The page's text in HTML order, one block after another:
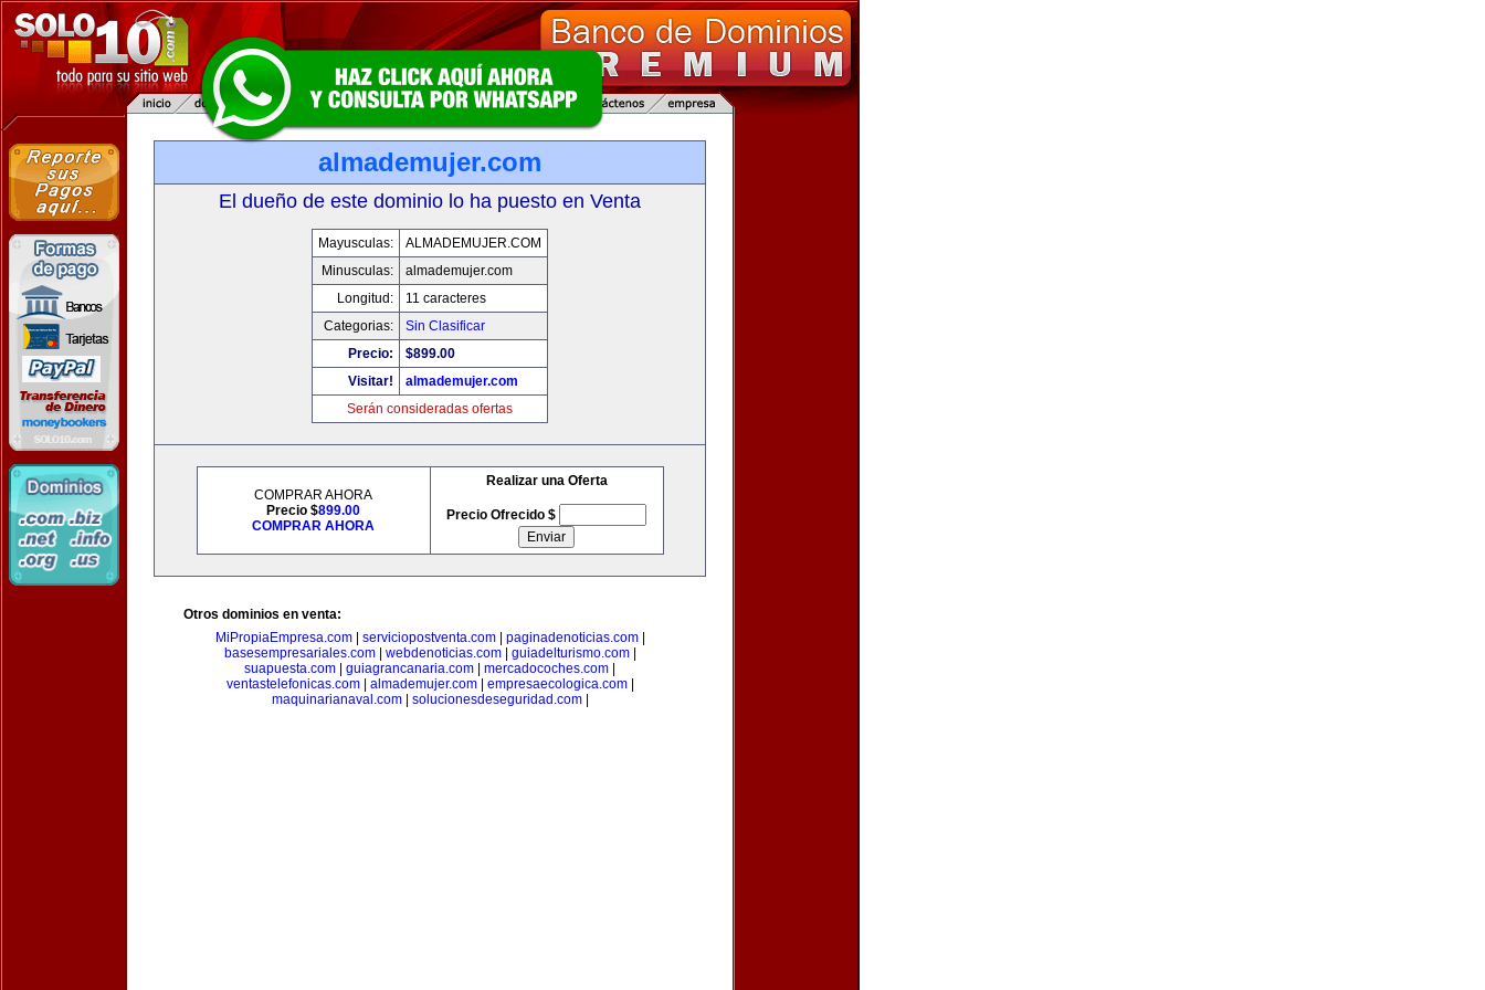
almademujer.com
El dueño de este dominio lo ha puesto en Venta
Mayusculas:
ALMADEMUJER.COM
Minusculas:
almademujer.com
Longitud:
11 caracteres
Categorias:
Sin Clasificar
Precio:
$899.00
Visitar!
almademujer.com
Serán consideradas ofertas
COMPRAR AHORA
Precio $899.00
COMPRAR AHORA
Realizar una Oferta
Precio Ofrecido $
Otros dominios en venta:
MiPropiaEmpresa.com| serviciopostventa.com| paginadenoticias.com|
basesempresariales.com| webdenoticias.com| guiadelturismo.com|
suapuesta.com
guiagrancanaria.com mercadocoches.com
ventastelefonicas.com| almademujer.com| empresaecologica.com|
maquinarianaval.com| solucionesdeseguridad.com|